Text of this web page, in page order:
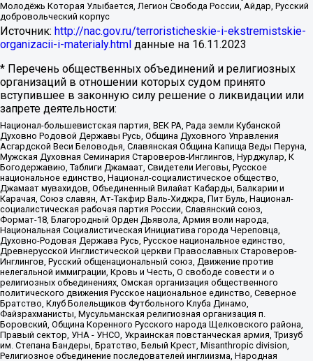
Молодёжь Которая Улыбается, Легион Свобода России, Айдар, Русский
добровольческий корпус
Источник: http://nac.gov.ru/terroristicheskie-i-ekstremistskie-
organizacii-i-materialy.html данные на 16.11.2023
* Перечень общественных объединений и религиозных
организаций в отношении которых судом принято
вступившее в законную силу решение о ликвидации или
запрете деятельности:
Национал-большевистская партия, ВЕК РА, Рада земли Кубанской
Духовно Родовой Державы Русь, Община Духовного Управления
Асгардской Веси Беловодья, Славянская Община Капища Веды Перуна,
Мужская Духовная Семинария Староверов-Инглингов, Нурджулар, К
Богодержавию, Таблиги Джамаат, Свидетели Иеговы, Русское
национальное единство, Национал-социалистическое общество,
Джамаат мувахидов, Объединенный Вилайат Кабарды, Балкарии и
Карачая, Союз славян, Ат-Такфир Валь-Хиджра, Пит Буль, Национал-
социалистическая рабочая партия России, Славянский союз,
Формат-18, Благородный Орден Дьявола, Армия воли народа,
Национальная Социалистическая Инициатива города Череповца,
Духовно-Родовая Держава Русь, Русское национальное единство,
Древнерусской Инглистической церкви Православных Староверов-
Инглингов, Русский общенациональный союз, Движение против
нелегальной иммиграции, Кровь и Честь, О свободе совести и о
религиозных объединениях, Омская организация общественного
политического движения Русское национальное единство, Северное
Братство, Клуб Болельщиков Футбольного Клуба Динамо,
Файзрахманисты, Мусульманская религиозная организация п.
Боровский, Община Коренного Русского народа Щелковского района,
Правый сектор, УНА - УНСО, Украинская повстанческая армия, Тризуб
им. Степана Бандеры, Братство, Белый Крест, Misanthropic division,
Религиозное объединение последователей инглиизма, Народная